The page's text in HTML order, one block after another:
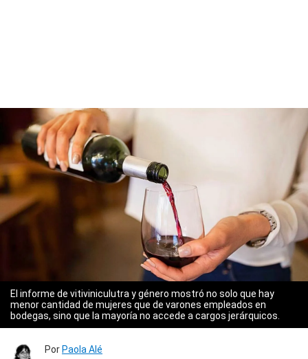
El informe de vitiviniculutra y género mostró no solo que hay
menor cantidad de mujeres que de varones empleados en
bodegas, sino que la mayoría no accede a cargos jerárquicos.
Por Paola Alé